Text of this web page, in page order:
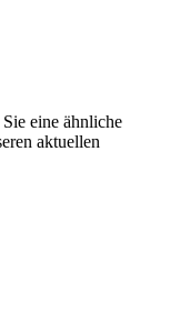
eine ähnliche
aktuellen